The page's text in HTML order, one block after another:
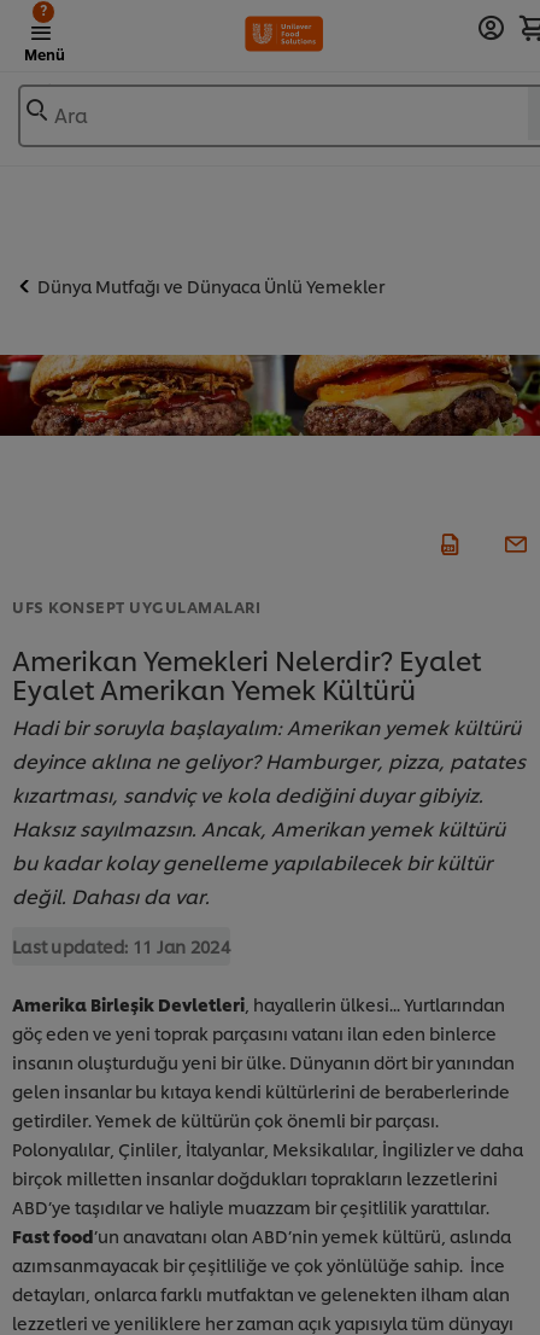
Menü
?
Ara
Dünya Mutfağı ve Dünyaca Ünlü Yemekler
UFS KONSEPT UYGULAMALARI
Amerikan Yemekleri Nelerdir? Eyalet
Eyalet Amerikan Yemek Kültürü
Hadi bir soruyla başlayalım: Amerikan yemek kültürü
deyince aklına ne geliyor? Hamburger, pizza, patates
kızartması, sandviç ve kola dediğini duyar gibiyiz.
Haksız sayılmazsın. Ancak, Amerikan yemek kültürü
bu kadar kolay genelleme yapılabilecek bir kültür
değil. Dahası da var.
Last updated: 11 Jan 2024
Amerika Birleşik Devletleri , hayallerin ülkesi... Yurtlarından
göç eden ve yeni toprak parçasını vatanı ilan eden binlerce
insanın oluşturduğu yeni bir ülke. Dünyanın dört bir yanından
gelen insanlar bu kıtaya kendi kültürlerini de beraberlerinde
getirdiler. Yemek de kültürün çok önemli bir parçası.
Polonyalılar, Çinliler, İtalyanlar, Meksikalılar, İngilizler ve daha
birçok milletten insanlar doğdukları toprakların lezzetlerini
ABD’ye taşıdılar ve haliyle muazzam bir çeşitlilik yarattılar.
Fast food’un anavatanı olan ABD’nin yemek kültürü, aslında
azımsanmayacak bir çeşitliliğe ve çok yönlülüğe sahip. İnce
detayları, onlarca farklı mutfaktan ve gelenekten ilham alan
lezzetleri ve yeniliklere her zaman açık yapısıyla tüm dünyayı